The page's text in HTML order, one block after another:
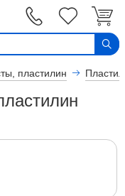
пластилин